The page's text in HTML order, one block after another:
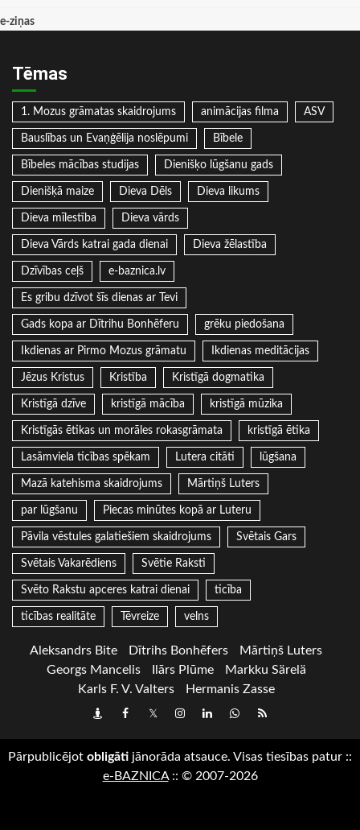
e-ziņas
Tēmas
1. Mozus grāmatas skaidrojums animācijas filma ASV
Bauslības un Evaņģēlija noslēpumi Bībele
Bībeles mācības studijas Dienišķo lūgšanu gads
Dienišķā maize Dieva Dēls Dieva likums
Dieva mīlestība Dieva vārds
Dieva Vārds katrai gada dienai Dieva žēlastība
Dzīvības ceļš e-baznica.lv
Es gribu dzīvot šīs dienas ar Tevi
Gads kopa ar Dītrihu Bonhēferu grēku piedošana
Ikdienas ar Pirmo Mozus grāmatu Ikdienas meditācijas
Jēzus Kristus Kristība Kristīgā dogmatika
Kristīgā dzīve kristīgā mācība kristīgā mūzika
Kristīgās ētikas un morāles rokasgrāmata kristīgā ētika
Lasāmviela ticības spēkam Lutera citāti lūgšana
Mazā katehisma skaidrojums Mārtiņš Luters
par lūgšanu Piecas minūtes kopā ar Luteru
Pāvila vēstules galatiešiem skaidrojums Svētais Gars
Svētais Vakarēdiens Svētie Raksti
Svēto Rakstu apceres katrai dienai ticība
ticības realitāte Tēvreize velns
Aleksandrs Bite Dītrihs Bonhēfers
Mārtiņš Luters
Georgs Mancelis
Ilārs Plūme
Markku Särelä
Karls F. V. Valters
Hermanis Zasse
DraugiemFacebook
TwitterInstagram
LinkedInwhatsapp
RSS
Pārpublicējot obligāti jānorāda atsauce. Visas tiesības patur ::
e-BAZNICA:: © 2007-2026